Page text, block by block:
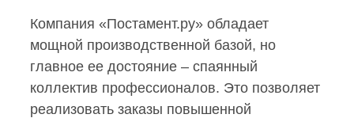
Компания «Постамент.ру» обладает
мощной производственной базой, но
главное ее достояние – спаянный
коллектив профессионалов. Это позволяет
реализовать заказы повышенной